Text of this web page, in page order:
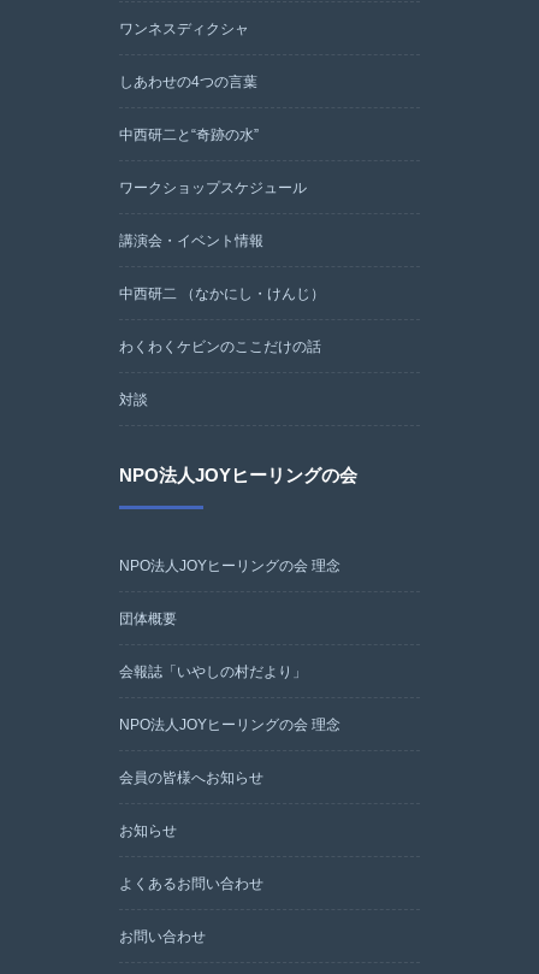
ワンネスディクシャ
しあわせの4つの言葉
中西研二と“奇跡の水”
ワークショップスケジュール
講演会・イベント情報
中西研二 （なかにし・けんじ）
わくわくケビンのここだけの話
対談
NPO法人JOYヒーリングの会
NPO法人JOYヒーリングの会 理念
団体概要
会報誌「いやしの村だより」
NPO法人JOYヒーリングの会 理念
会員の皆様へお知らせ
お知らせ
よくあるお問い合わせ
お問い合わせ